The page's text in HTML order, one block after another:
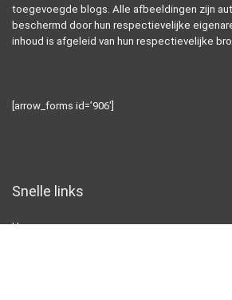
toegevoegde blogs. Alle afbeeldingen zijn
beschermd door hun respectievelijke
inhoud is afgeleid van hun respectievelijke
[arrow_forms id=’906′]
Snelle links
Home